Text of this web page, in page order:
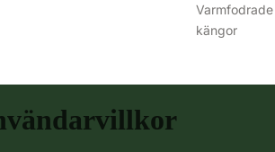
Varmfodrade
kängor